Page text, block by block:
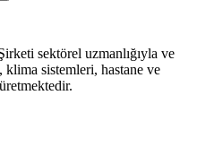
sektörel uzmanlığıyla ve
klima sistemleri, hastane ve